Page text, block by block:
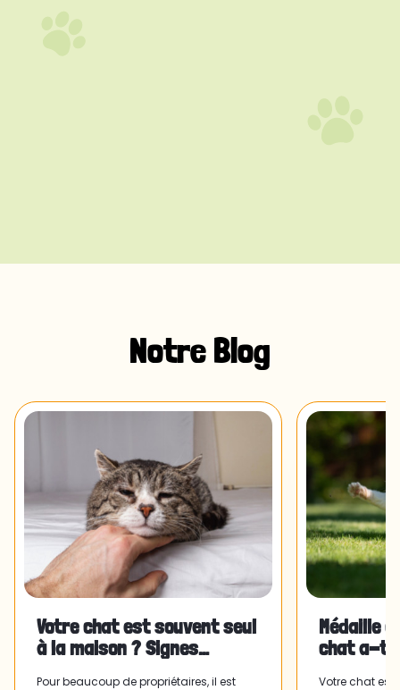
Notre Blog
Votre chat est souvent seul
à la maison ? Signes
Pour beaucoup de propriétaires, il est
Médaille
chat a-t-
Votre chat